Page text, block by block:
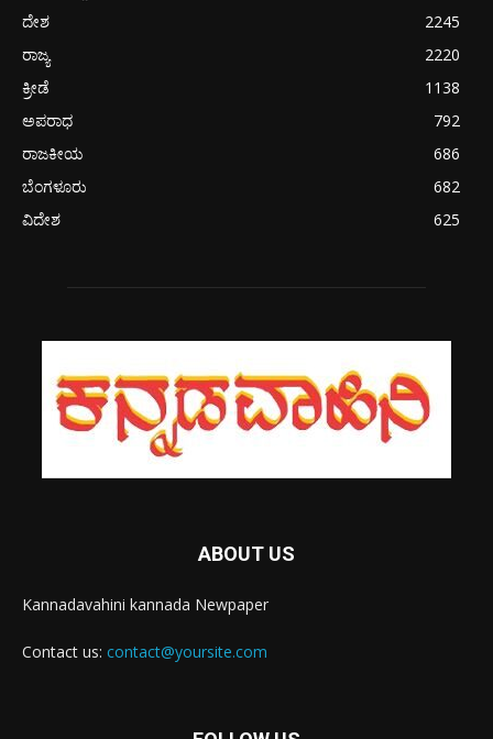
ದೇಶ
2245
ರಾಜ್ಯ
2220
ಕ್ರೀಡೆ
1138
ಅಪರಾಧ
792
ರಾಜಕೀಯ
686
ಬೆಂಗಳೂರು
682
ವಿದೇಶ
625
ABOUT US
Kannadavahini kannada Newpaper
Contact us: contact@yoursite.com